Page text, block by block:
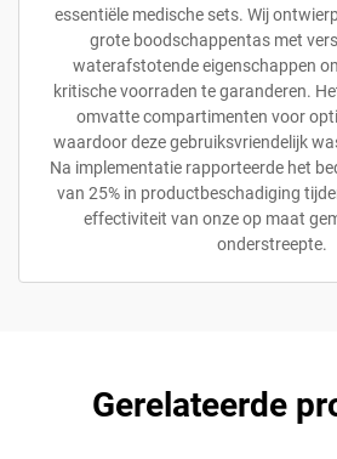
essentiële medische sets. Wij
grote boodschappentas met
waterafstotende eigenschappen
kritische voorraden te garanderen.
omvatte compartimenten voor
waardoor deze gebruiksvriendelijk
Na implementatie rapporteerde het
van 25% in productbeschadiging
effectiviteit van onze op maat
onderstreepte.
Gerelateerde